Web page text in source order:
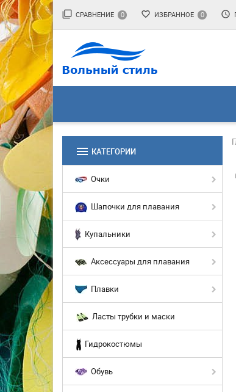
filter_none СРАВНЕНИЕ 0 favorite_border ИЗБРАННОЕ 0 access_time
menu КАТЕГОРИИ
Очки
Шапочки для плавания
Купальники
Аксессуары для плавания
Плавки
Ласты трубки и маски
Гидрокостюмы
Обувь